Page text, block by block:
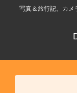
写真＆旅行記。カメ